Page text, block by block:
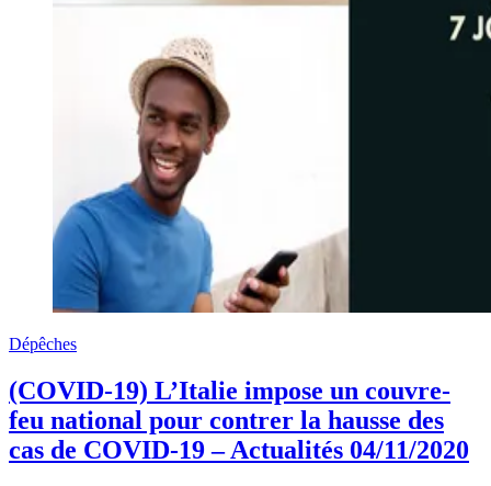
Dépêches
(COVID-19) L’Italie impose un couvre-
feu national pour contrer la hausse des
cas de COVID-19 – Actualités 04/11/2020